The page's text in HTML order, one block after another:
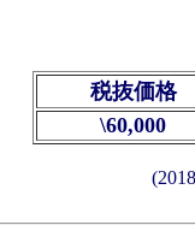
税抜価格
\60,000